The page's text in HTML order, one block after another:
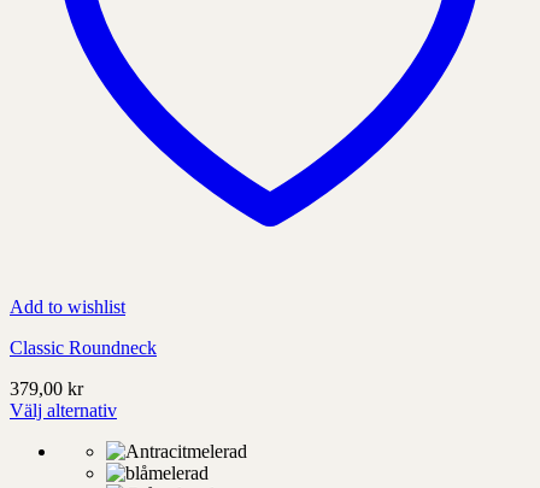
Add to wishlist
Classic Roundneck
379,00 kr
Välj alternativ
produkt